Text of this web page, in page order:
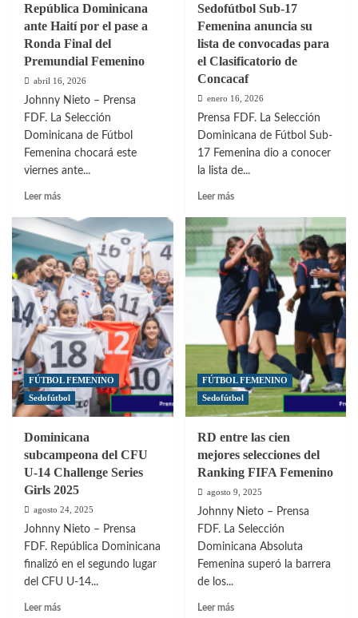
República Dominicana
ante Haití por el pase a
Ronda Final del
Premundial Femenino
abril 16, 2026
Johnny Nieto – Prensa
FDF. La Selección
Dominicana de Fútbol
Femenina chocará este
viernes ante...
Leer másLeer
sobre
República
Dominicana
ante
Haití
por
el
pase
Ronda
Final
del
Premundial
Sedofútbol Sub-17
Femenina anuncia su
lista de convocadas para
el Clasificatorio de
Concacaf
enero 16, 2026
Prensa FDF. La Selección
Dominicana de Fútbol Sub-
17 Femenina dio a conocer
la lista de...
Leer másLeer
Sedofútbol
Sub-
17
Femenina
anuncia
su
lista
de
convocadas
para
el
Clasificatorio
Concacaf
FÚTBOL FEMENINO
Sedofútbol
Dominicana
subcampeona del CFU
U-14 Challenge Series
Girls 2025
agosto 24, 2025
Johnny Nieto – Prensa
FDF. República Dominicana
finalizó en el segundo lugar
del CFU U-14...
Leer másLeer
FÚTBOL FEMENINO
Sedofútbol
RD entre las cien
mejores selecciones del
Ranking FIFA Femenino
agosto 9, 2025
Johnny Nieto – Prensa
FDF. La Selección
Dominicana Absoluta
Femenina superó la barrera
de los...
Leer másLeer